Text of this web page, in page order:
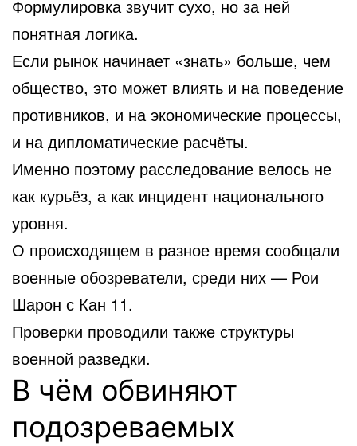
Формулировка звучит сухо, но за ней
понятная логика.
Если рынок начинает «знать» больше, чем
общество, это может влиять и на поведение
противников, и на экономические процессы,
и на дипломатические расчёты.
Именно поэтому расследование велось не
как курьёз, а как инцидент национального
уровня.
О происходящем в разное время сообщали
военные обозреватели, среди них — Рои
Шарон с Кан 11.
Проверки проводили также структуры
военной разведки.
В чём обвиняют
подозреваемых